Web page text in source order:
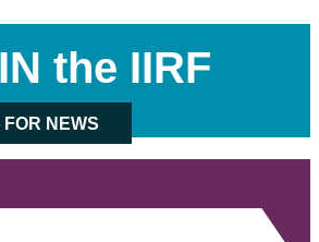
the IIRF
NEWS